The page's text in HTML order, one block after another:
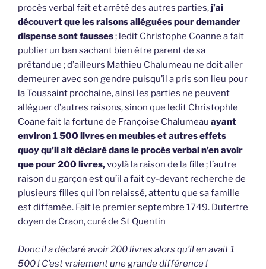
procès verbal fait et arrêté des autres parties,j’ai
découvert que les raisons alléguées pour demander
dispense sont fausses; ledit Christophe Coanne a fait
publier un ban sachant bien être parent de sa
prétandue ; d’ailleurs Mathieu Chalumeau ne doit aller
demeurer avec son gendre puisqu’il a pris son lieu pour
la Toussaint prochaine, ainsi les parties ne peuvent
alléguer d’autres raisons, sinon que ledit Christophle
Coane fait la fortune de Françoise Chalumeau ayant
environ 1 500 livres en meubles et autres effets
quoy qu’il ait déclaré dans le procès verbal n’en avoir
que pour 200 livres,voylà la raison de la fille ; l’autre
raison du garçon est qu’il a fait cy-devant recherche de
plusieurs filles qui l’on relaissé, attentu que sa famille
est diffamée. Fait le premier septembre 1749. Dutertre
doyen de Craon, curé de St Quentin
Donc il a déclaré avoir 200 livres alors qu’il en avait 1
500 ! C’est vraiement une grande différence !